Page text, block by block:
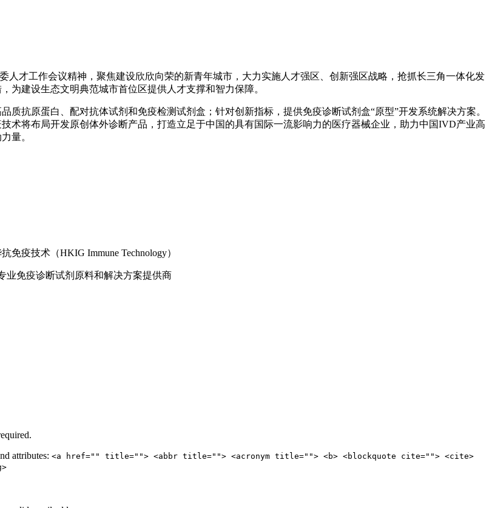
人才工作会议精神，聚焦建设欣欣向荣的新青年城市，大力实施人才强区、创新强区战略，抢抓长三角一体化发
为建设生态文明典范城市首位区提供人才支撑和智力保障。
抗原蛋白、配对抗体试剂和免疫检测试剂盒；针对创新指标，提供免疫诊断试剂盒“原型”开发系统解决方案。
术将布局开发原创体外诊断产品，打造立足于中国的具有国际一流影响力的医疗器械企业，助力中国IVD产业高
量。
免疫技术（HKIG Immune Technology）
业免疫诊断试剂原料和解决方案提供商
attributes: <a href="" title=""> <abbr title=""> <acronym title=""> <b> <blockquote cite=""> <cite>